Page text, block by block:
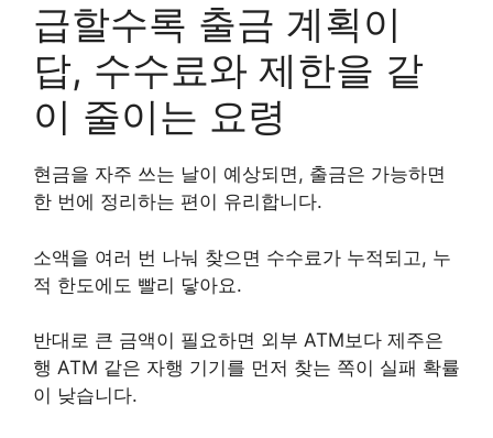
급할수록 출금 계획이
답, 수수료와 제한을 같
이 줄이는 요령
현금을 자주 쓰는 날이 예상되면, 출금은 가능하면
한 번에 정리하는 편이 유리합니다.
소액을 여러 번 나눠 찾으면 수수료가 누적되고, 누
적 한도에도 빨리 닿아요.
반대로 큰 금액이 필요하면 외부 ATM보다 제주은
행 ATM 같은 자행 기기를 먼저 찾는 쪽이 실패 확률
이 낮습니다.